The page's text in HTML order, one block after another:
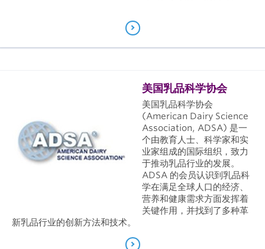
美国乳品科学协会
美国乳品科学协会
(American Dairy Science
Association, ADSA) 是一
个由教育人士、科学家和实
业家组成的国际组织，致力
于推动乳品行业的发展。
ADSA 的会员认识到乳品科
学在满足全球人口的经济、
营养和健康需求方面发挥着
关键作用，并找到了多种革
新乳品行业的创新方法和技术。